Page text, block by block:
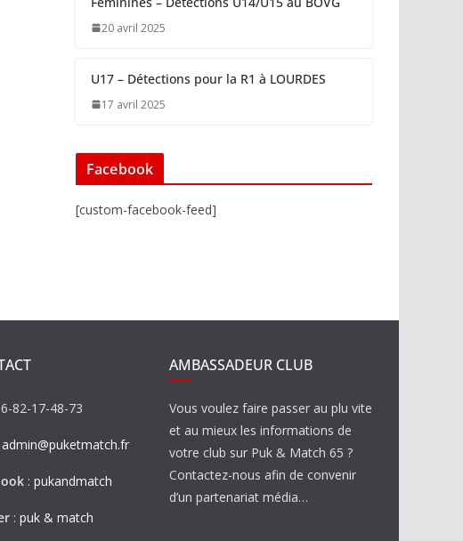
20 avril 2025
U17 – Détections pour la R1 à LOURDES
17 avril 2025
Facebook
[custom-facebook-feed]
82-17-48-73
admin@puketmatch.fr
: pukandmatch
: puk & match
AMBASSADEUR CLUB
Vous voulez faire passer au plu vite
et au mieux les informations de
votre club sur Puk & Match 65 ?
Contactez-nous afin de convenir
d’un partenariat média…